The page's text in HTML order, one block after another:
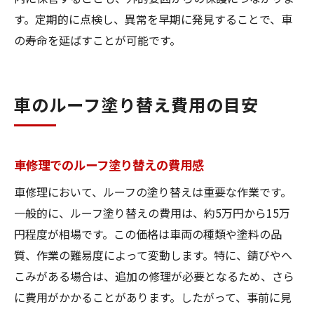
す。定期的に点検し、異常を早期に発見することで、車
の寿命を延ばすことが可能です。
車のルーフ塗り替え費用の目安
車修理でのルーフ塗り替えの費用感
車修理において、ルーフの塗り替えは重要な作業です。
一般的に、ルーフ塗り替えの費用は、約5万円から15万
円程度が相場です。この価格は車両の種類や塗料の品
質、作業の難易度によって変動します。特に、錆びやへ
こみがある場合は、追加の修理が必要となるため、さら
に費用がかかることがあります。したがって、事前に見